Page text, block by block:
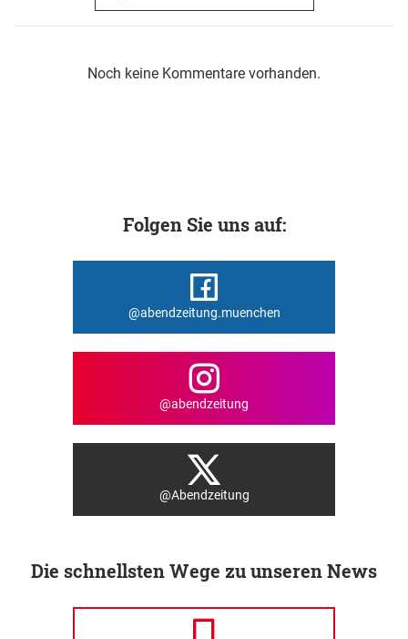
Noch keine Kommentare vorhanden.
Folgen Sie uns auf:
@abendzeitung.muenchen
@abendzeitung
@Abendzeitung
Die schnellsten Wege zu unseren News